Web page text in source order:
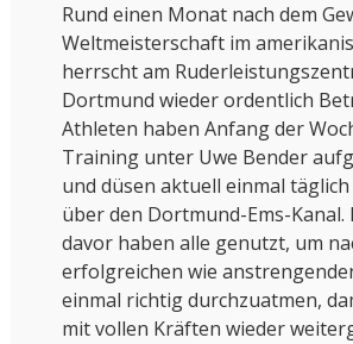
Rund einen Monat nach dem
Weltmeisterschaft im
herrscht am
Dortmund wieder ordentlich
Athleten haben Anfang der
Training unter Uwe Bender
und düsen aktuell einmal
über den Dortmund-Ems-Kanal.
davor haben alle genutzt, um
erfolgreichen wie
einmal richtig durchzuatmen,
mit vollen Kräften wieder